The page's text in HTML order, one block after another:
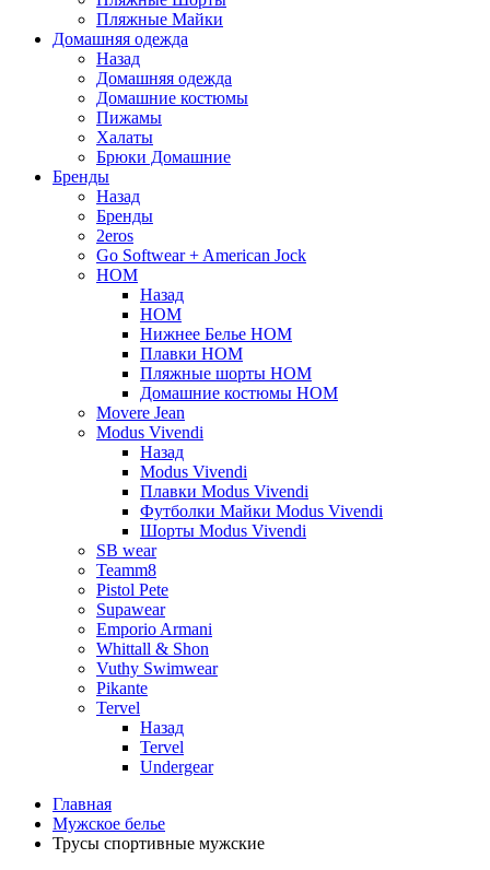
Пляжные Майки
Домашняя одежда
Назад
Домашняя одежда
Домашние костюмы
Пижамы
Халаты
Брюки Домашние
Бренды
Назад
Бренды
2eros
Go Softwear + American Jock
HOM
Назад
HOM
Нижнее Белье HOM
Плавки HOM
Пляжные шорты HOM
Домашние костюмы HOM
Movere Jean
Modus Vivendi
Назад
Modus Vivendi
Плавки Modus Vivendi
Футболки Майки Modus Vivendi
Шорты Modus Vivendi
SB wear
Teamm8
Pistol Pete
Supawear
Emporio Armani
Whittall & Shon
Vuthy Swimwear
Pikante
Tervel
Назад
Tervel
Undergear
Главная
Мужское белье
Трусы спортивные мужские